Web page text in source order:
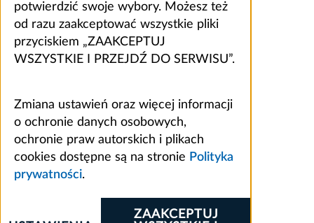
potwierdzić swoje wybory. Możesz też
od razu zaakceptować wszystkie pliki
przyciskiem „ZAAKCEPTUJ
WSZYSTKIE I PRZEJDŹ DO SERWISU”.
Zmiana ustawień oraz więcej informacji
o ochronie danych osobowych,
ochronie praw autorskich i plikach
cookies dostępne są na stronie Polityka
prywatności.
ZAAKCEPTUJ